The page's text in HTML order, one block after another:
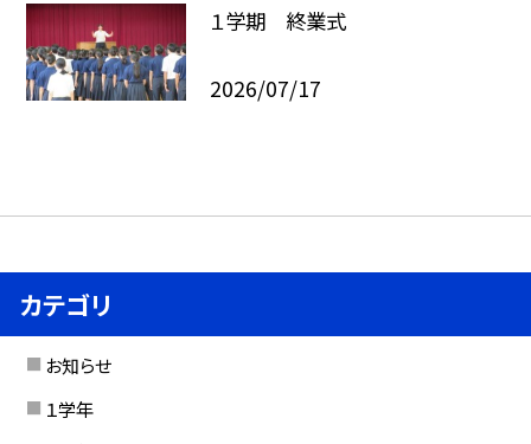
１学期 終業式
2026/07/17
カテゴリ
お知らせ
１学年